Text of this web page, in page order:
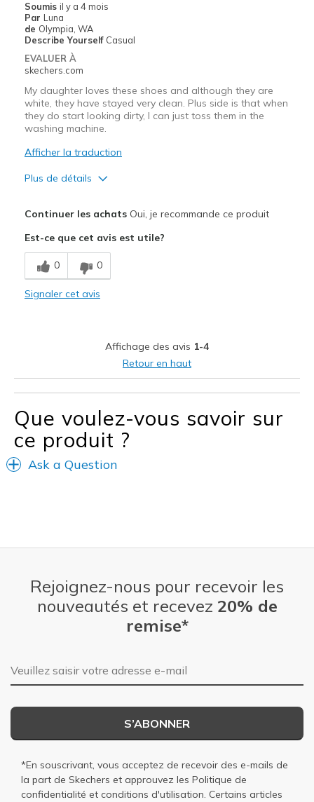
Soumis il y a 4 mois
Par Luna
de Olympia, WA
Describe Yourself Casual
EVALUER À
skechers.com
My daughter loves these shoes and although they are
white, they have stayed very clean. Plus side is that when
they do start looking dirty, I can just toss them in the
washing machine.
Afficher la traduction
Plus de détails
Breathe Well
Comfortable
Les meilleures utilisations
Casual Wear
Width
Feels true to width
Sizing
Continuer les achatsOui, je recommande ce produit
Est-ce que cet avis est utile?
0 0
Signaler cet avis
Affichage des avis 1-4
Retour en haut
Que voulez-vous savoir sur
ce produit ?
Ask a Question
Rejoignez-nous pour recevoir les
nouveautés et recevez 20% de
remise*
Adresse e-mail
S’ABONNER
*En souscrivant, vous acceptez de recevoir des e-mails de
la part de Skechers et approuvez les Politique de
confidentialité et conditions d'utilisation. Certains articles